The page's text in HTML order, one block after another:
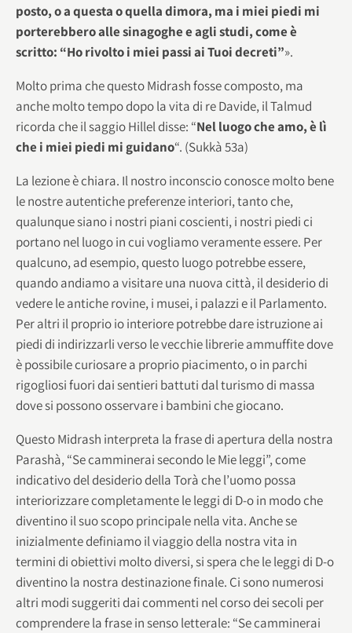
posto, o a questa o quella dimora, ma i miei piedi mi
porterebbero alle sinagoghe e agli studi, come è
scritto: “Ho rivolto i miei passi ai Tuoi decreti”».
Molto prima che questo Midrash fosse composto, ma
anche molto tempo dopo la vita di re Davide, il Talmud
ricorda che il saggio Hillel disse: “Nel luogo che amo, è lì
che i miei piedi mi guidano“. (Sukkà 53a)
La lezione è chiara. Il nostro inconscio conosce molto bene
le nostre autentiche preferenze interiori, tanto che,
qualunque siano i nostri piani coscienti, i nostri piedi ci
portano nel luogo in cui vogliamo veramente essere. Per
qualcuno, ad esempio, questo luogo potrebbe essere,
quando andiamo a visitare una nuova città, il desiderio di
vedere le antiche rovine, i musei, i palazzi e il Parlamento.
Per altri il proprio io interiore potrebbe dare istruzione ai
piedi di indirizzarli verso le vecchie librerie ammuffite dove
è possibile curiosare a proprio piacimento, o in parchi
rigogliosi fuori dai sentieri battuti dal turismo di massa
dove si possono osservare i bambini che giocano.
Questo Midrash interpreta la frase di apertura della nostra
Parashà, “Se camminerai secondo le Mie leggi”, come
indicativo del desiderio della Torà che l’uomo possa
interiorizzare completamente le leggi di D-o in modo che
diventino il suo scopo principale nella vita. Anche se
inizialmente definiamo il viaggio della nostra vita in
termini di obiettivi molto diversi, si spera che le leggi di D-o
diventino la nostra destinazione finale. Ci sono numerosi
altri modi suggeriti dai commenti nel corso dei secoli per
comprendere la frase in senso letterale: “Se camminerai